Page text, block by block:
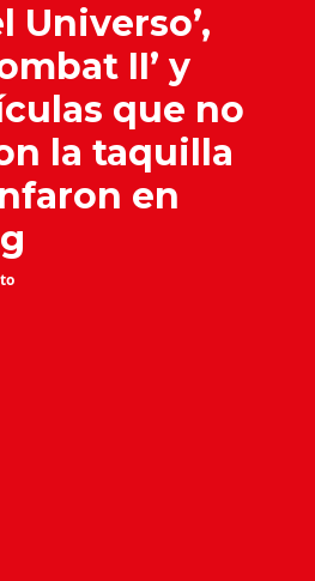
Universo’,
II’ y
que no
la taquilla
en